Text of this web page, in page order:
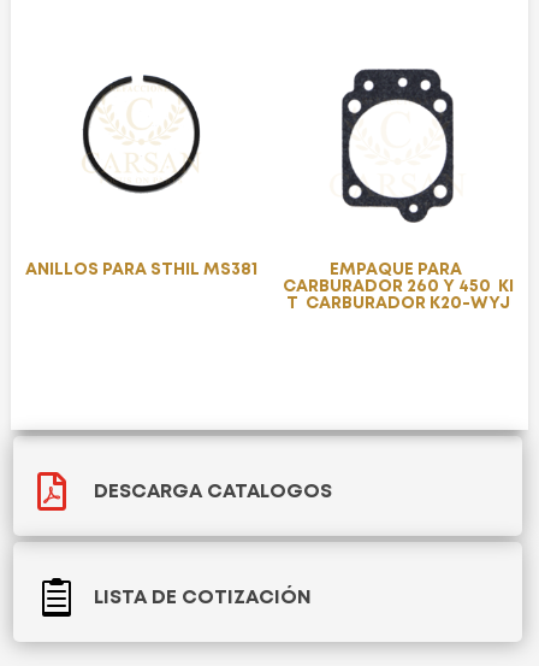
ANILLOS PARA STHIL MS381
EMPAQUE PARA
CARBURADOR 260 Y 450 KI
T CARBURADOR K20-WYJ
 DESCARGA CATALOGOS
 LISTA DE COTIZACIÓN